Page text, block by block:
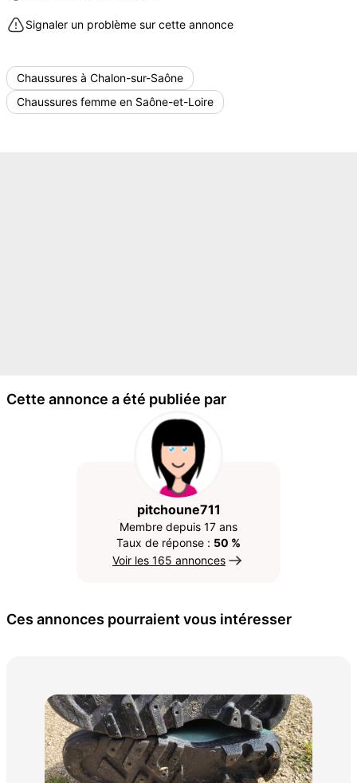
Signaler un problème sur cette annonce
Chaussures à Chalon-sur-Saône
Chaussures femme en Saône-et-Loire
Cette annonce a été publiée par
pitchoune711
Membre depuis 17 ans
Taux de réponse : 50 %
Voir les 165 annonces
Ces annonces pourraient vous intéresser